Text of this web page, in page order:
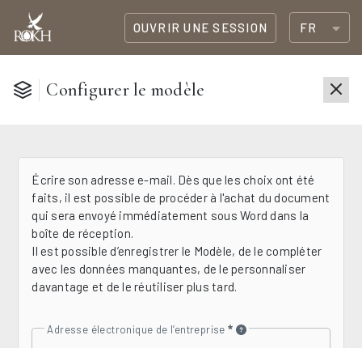
OUVRIR UNE SESSION FR
Configurer le modèle
Écrire son adresse e-mail. Dès que les choix ont été
faits, il est possible de procéder à l'achat du document
qui sera envoyé immédiatement sous Word dans la
boîte de réception.
Il est possible d’enregistrer le Modèle, de le compléter
avec les données manquantes, de le personnaliser
davantage et de le réutiliser plus tard.
Adresse électronique de l’entreprise